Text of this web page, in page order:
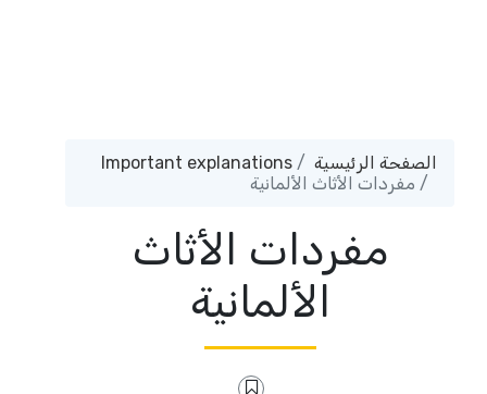
الصفحة الرئيسية
Important explanations
مفردات الأثاث الألمانية
مفردات الأثاث
الألمانية